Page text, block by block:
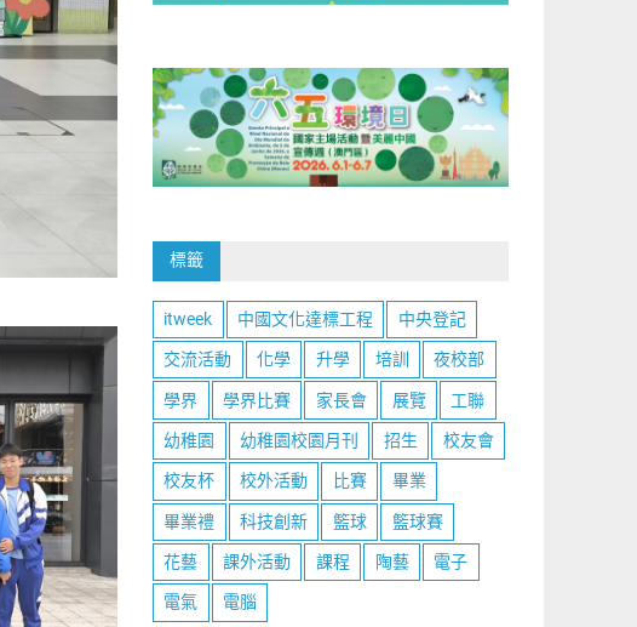
標籤
itweek 中國文化達標工程 中央登記
交流活動 化學 升學 培訓 夜校部
學界 學界比賽 家長會 展覽 工聯
幼稚園 幼稚園校園月刊 招生 校友會
校友杯 校外活動 比賽 畢業
畢業禮 科技創新 籃球 籃球賽
花藝 課外活動 課程 陶藝 電子
電氣 電腦